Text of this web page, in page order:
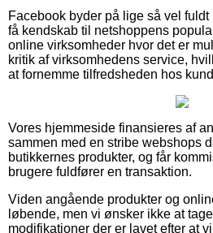
Facebook byder på lige så vel
få kendskab til netshoppens
online virksomheder hvor det er
kritik af virksomhedens service,
at fornemme tilfredsheden hos
Vores hjemmeside finansieres af
sammen med en stribe webshops
butikkernes produkter, og får
brugere fuldfører en transaktion.
Viden angående produkter og
løbende, men vi ønsker ikke at
modifikationer der er lavet efter at